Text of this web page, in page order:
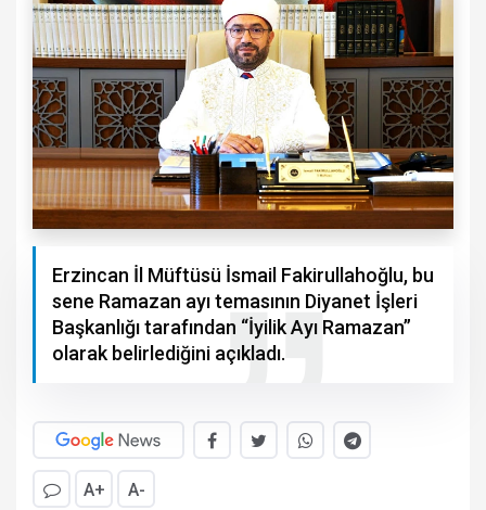
Erzincan İl Müftüsü İsmail Fakirullahoğlu, bu
sene Ramazan ayı temasının Diyanet İşleri
Başkanlığı tarafından “İyilik Ayı Ramazan”
olarak belirlediğini açıkladı.
A+ A-